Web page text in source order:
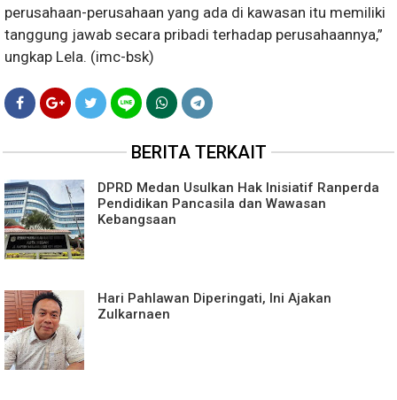
perusahaan-perusahaan yang ada di kawasan itu memiliki
tanggung jawab secara pribadi terhadap perusahaannya,”
ungkap Lela. (imc-bsk)
BERITA TERKAIT
DPRD Medan Usulkan Hak Inisiatif Ranperda
Pendidikan Pancasila dan Wawasan
Kebangsaan
Hari Pahlawan Diperingati, Ini Ajakan
Zulkarnaen